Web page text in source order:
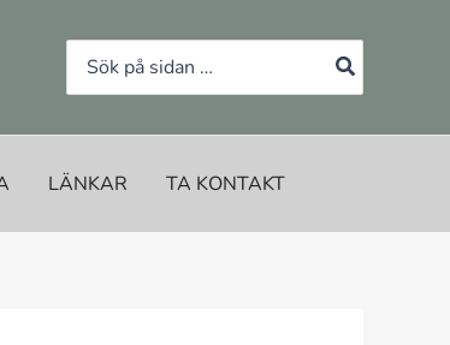
Search
for:
LÄNKAR TA KONTAKT